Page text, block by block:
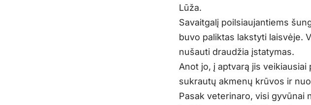
Lūža.
Savaitgalį poilsiaujantiems
buvo paliktas lakstyti laisvėje.
nušauti draudžia įstatymas.
Anot jo, į aptvarą jis
sukrautų akmenų krūvos ir
Pasak veterinaro, visi gyvūnai